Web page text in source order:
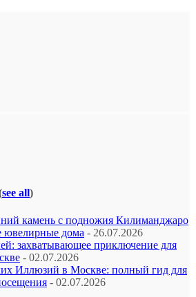
see all)
камень с подножия Килиманджаро
ювелирные дома - 26.07.2026
захватывающее приключение для
- 02.07.2026
Иллюзий в Москве: полный гид для
- 02.07.2026